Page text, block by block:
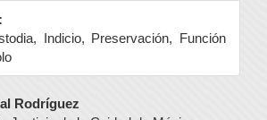
Indicio, Preservación, Función
Rodríguez